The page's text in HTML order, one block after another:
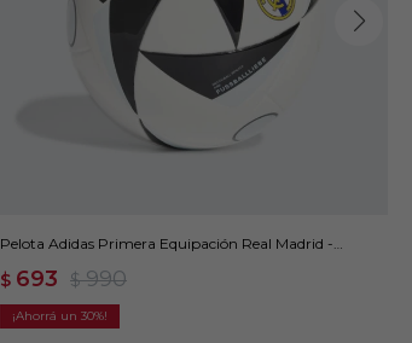
Pelota Adidas Primera Equipación Real Madrid -
$ 693 $ 990
30